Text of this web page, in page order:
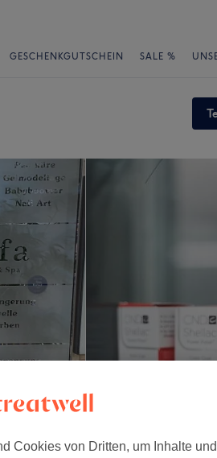
GESCHENKGUTSCHEIN SALE %
Cookies von Dritten, um Inhalte